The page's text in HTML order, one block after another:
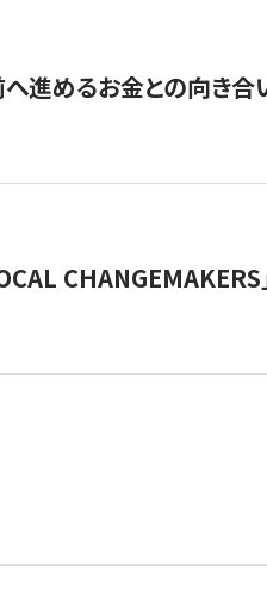
進めるお金との向き合
CHANGEMAKERS